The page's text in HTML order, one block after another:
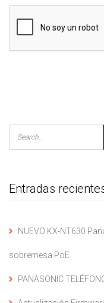
Entradas
NUEVO KX-NT630
sobremesa PoE
PANASONIC